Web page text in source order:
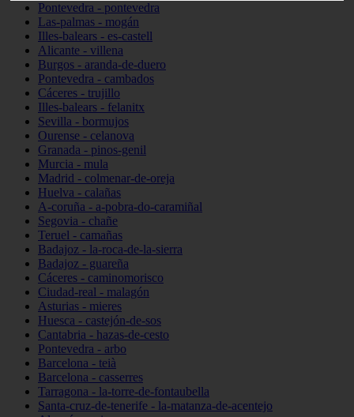
Pontevedra - pontevedra
Las-palmas - mogán
Illes-balears - es-castell
Alicante - villena
Burgos - aranda-de-duero
Pontevedra - cambados
Cáceres - trujillo
Illes-balears - felanitx
Sevilla - bormujos
Ourense - celanova
Granada - pinos-genil
Murcia - mula
Madrid - colmenar-de-oreja
Huelva - calañas
A-coruña - a-pobra-do-caramiñal
Segovia - chañe
Teruel - camañas
Badajoz - la-roca-de-la-sierra
Badajoz - guareña
Cáceres - caminomorisco
Ciudad-real - malagón
Asturias - mieres
Huesca - castejón-de-sos
Cantabria - hazas-de-cesto
Pontevedra - arbo
Barcelona - teià
Barcelona - casserres
Tarragona - la-torre-de-fontaubella
Santa-cruz-de-tenerife - la-matanza-de-acentejo